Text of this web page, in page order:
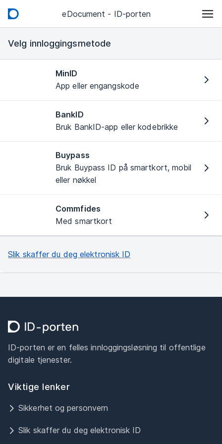
eDocument - ID-porten
Velg innloggingsmetode
MinID
App eller engangskode
BankID
Bruk BankID-app eller kodebrikke
Buypass
Bruk Buypass ID på smartkort, mobil
eller nøkkel
Commfides
Med smartkort
Slik skaffer du deg elektronisk ID
ID-porten er en felles innloggingsløsning til offentlige
digitale tjenester.
Viktige lenker
Sikkerhet og personvern
Slik skaffer du deg elektronisk ID